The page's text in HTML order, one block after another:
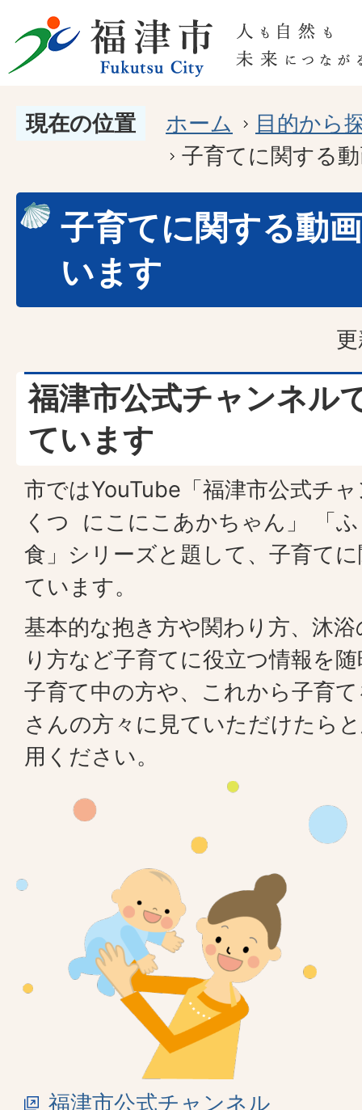
現在の位置 ホーム
目的から
子育てに関する
子育てに関する動
います
福津市公式チャンネル
ています
市ではYouTube「福津市公式チ
くつ にこにこあかちゃん」 「
食」シリーズと題して、子育て
ています。
基本的な抱き方や関わり方、沐
り方など子育てに役立つ情報を
子育て中の方や、これから子育
さんの方々に見ていただけたら
用ください。
福津市公式チャンネル